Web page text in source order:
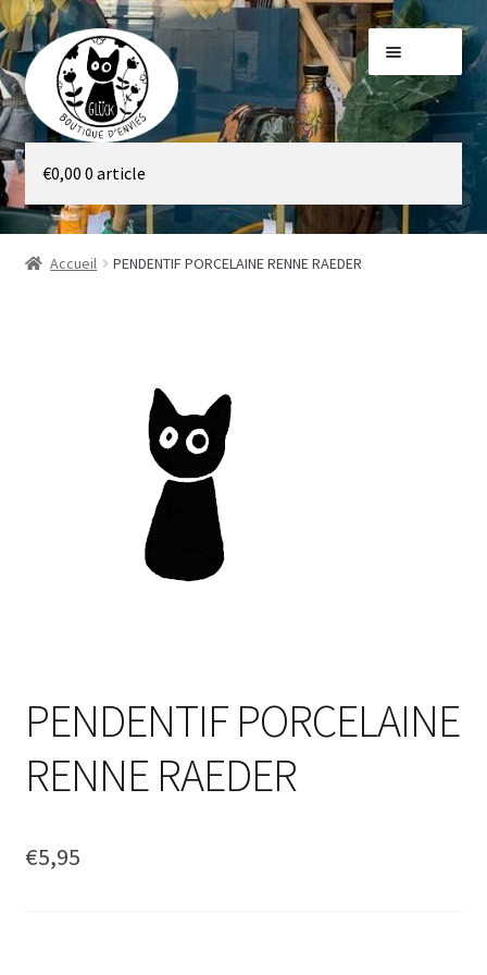
Aller
à
la
navigation
Aller
au
contenu
Galerie
Boutique
€0,00 0 article
Accueil PENDENTIF PORCELAINE RENNE RAEDER
PENDENTIF PORCELAINE
RENNE RAEDER
€5,95